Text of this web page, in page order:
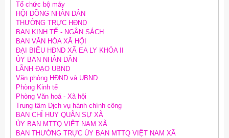
Tổ chức bộ máy
HỘI ĐỒNG NHÂN DÂN
THƯỜNG TRỰC HĐND
BAN KINH TẾ - NGÂN SÁCH
BAN VĂN HÓA XÃ HỘI
ĐẠI BIỂU HĐND XÃ EA LY KHÓA II
ỦY BAN NHÂN DÂN
LÃNH ĐẠO UBND
Văn phòng HĐND và UBND
Phòng Kinh tế
Phòng Văn hoá - Xã hội
Trung tâm Dịch vụ hành chính công
BAN CHỈ HUY QUÂN SỰ XÃ
ỦY BAN MTTQ VIỆT NAM XÃ
BAN THƯỜNG TRỰC ỦY BAN MTTQ VIỆT NAM XÃ